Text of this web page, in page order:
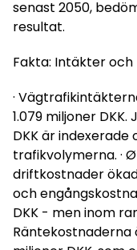
senast 2050,
resultat.
Fakta: Intäkter
·
1.079 miljoner
DKK är
trafikvolymerna. ·
driftkostnader
och
DKK - men inom
Räntekostnaderna